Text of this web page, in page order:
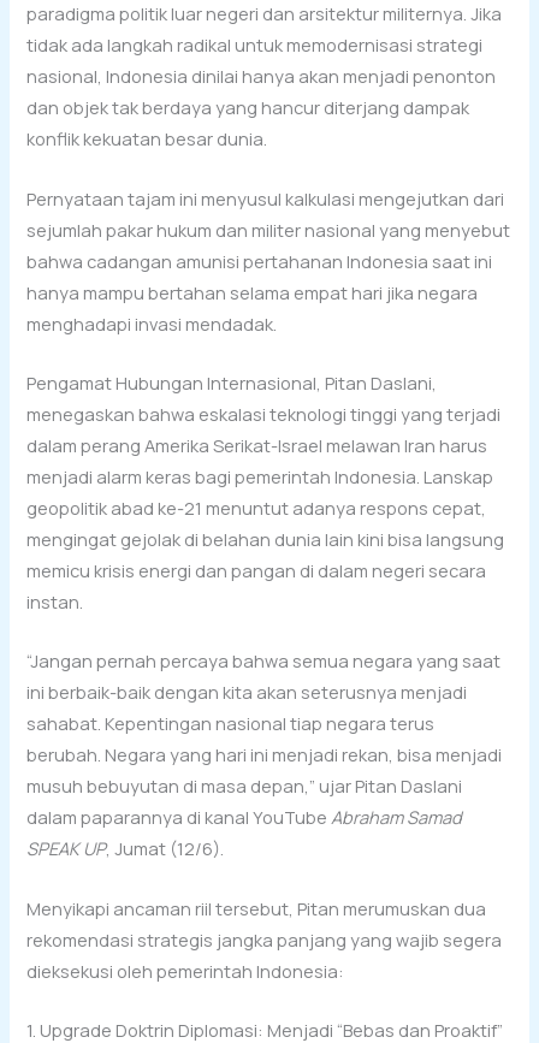
paradigma politik luar negeri dan arsitektur militernya. Jika
tidak ada langkah radikal untuk memodernisasi strategi
nasional, Indonesia dinilai hanya akan menjadi penonton
dan objek tak berdaya yang hancur diterjang dampak
konflik kekuatan besar dunia.
Pernyataan tajam ini menyusul kalkulasi mengejutkan dari
sejumlah pakar hukum dan militer nasional yang menyebut
bahwa cadangan amunisi pertahanan Indonesia saat ini
hanya mampu bertahan selama empat hari jika negara
menghadapi invasi mendadak.
Pengamat Hubungan Internasional, Pitan Daslani,
menegaskan bahwa eskalasi teknologi tinggi yang terjadi
dalam perang Amerika Serikat-Israel melawan Iran harus
menjadi alarm keras bagi pemerintah Indonesia. Lanskap
geopolitik abad ke-21 menuntut adanya respons cepat,
mengingat gejolak di belahan dunia lain kini bisa langsung
memicu krisis energi dan pangan di dalam negeri secara
instan.
“Jangan pernah percaya bahwa semua negara yang saat
ini berbaik-baik dengan kita akan seterusnya menjadi
sahabat. Kepentingan nasional tiap negara terus
berubah. Negara yang hari ini menjadi rekan, bisa menjadi
musuh bebuyutan di masa depan,” ujar Pitan Daslani
dalam paparannya di kanal YouTubeAbraham Samad
SPEAK UP, Jumat (12/6).
Menyikapi ancaman riil tersebut, Pitan merumuskan dua
rekomendasi strategis jangka panjang yang wajib segera
dieksekusi oleh pemerintah Indonesia:
1. Upgrade Doktrin Diplomasi: Menjadi “Bebas dan Proaktif”